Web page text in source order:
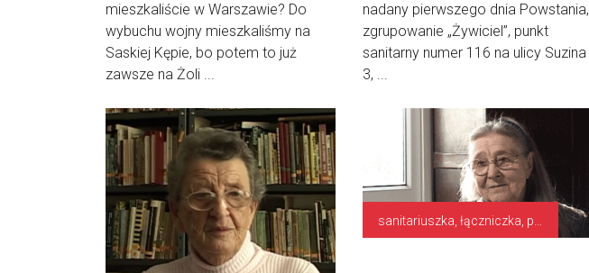
mieszkaliście w Warszawie? Do
wybuchu wojny mieszkaliśmy na
Saskiej Kępie, bo potem to już
zawsze na Żoli ...
nadany pierwszego dnia Powstania,
zgrupowanie „Żywiciel”, punkt
sanitarny numer 116 na ulicy Suzina
3, ...